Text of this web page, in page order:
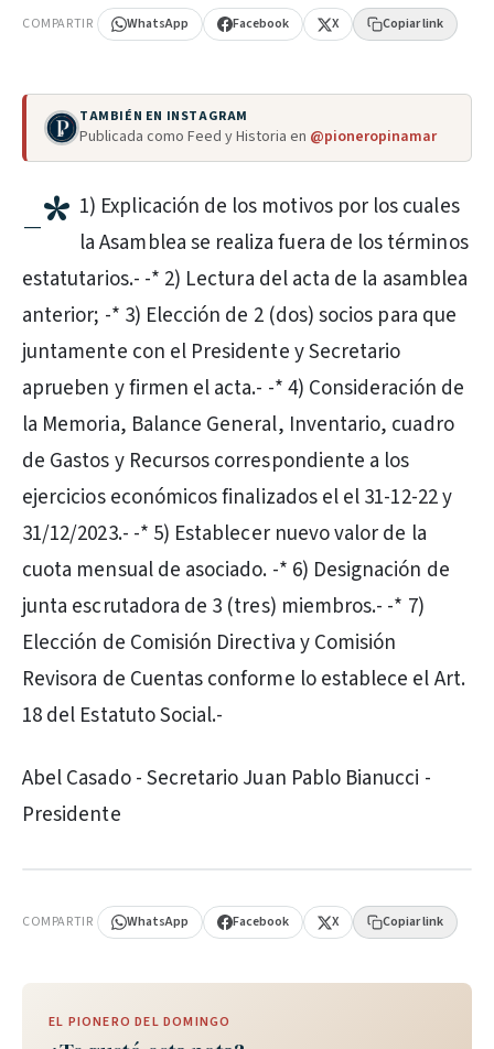
COMPARTIR WhatsApp Facebook X Copiar link
TAMBIÉN EN INSTAGRAM
Publicada como Feed y Historia en @pioneropinamar
-* 1) Explicación de los motivos por los cuales
la Asamblea se realiza fuera de los términos
estatutarios.- -* 2) Lectura del acta de la asamblea
anterior; -* 3) Elección de 2 (dos) socios para que
juntamente con el Presidente y Secretario
aprueben y firmen el acta.- -* 4) Consideración de
la Memoria, Balance General, Inventario, cuadro
de Gastos y Recursos correspondiente a los
ejercicios económicos finalizados el el 31-12-22 y
31/12/2023.- -* 5) Establecer nuevo valor de la
cuota mensual de asociado. -* 6) Designación de
junta escrutadora de 3 (tres) miembros.- -* 7)
Elección de Comisión Directiva y Comisión
Revisora de Cuentas conforme lo establece el Art.
18 del Estatuto Social.-
Abel Casado - Secretario Juan Pablo Bianucci -
Presidente
COMPARTIR WhatsApp Facebook X Copiar link
EL PIONERO DEL DOMINGO